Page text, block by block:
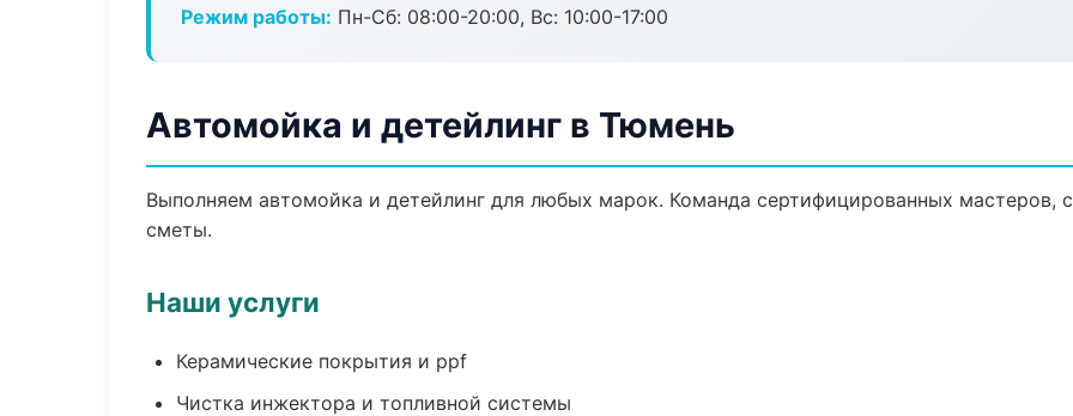
Режим работы: Пн-Сб: 08:00-20:00, Вс: 10:00-17:00
Автомойка и детейлинг в Тюмень
Выполняем автомойка и детейлинг для любых марок. Команда сертифицированных мастеров,
сметы.
Наши услуги
Керамические покрытия и ppf
Чистка инжектора и топливной системы